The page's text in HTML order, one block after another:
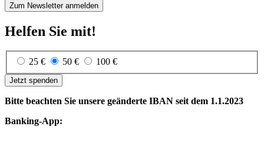
Helfen Sie mit!
25 € 50 € 100 €
Jetzt spenden
Bitte beachten Sie unsere geänderte IBAN seit dem 1.1.2023
Banking-App: